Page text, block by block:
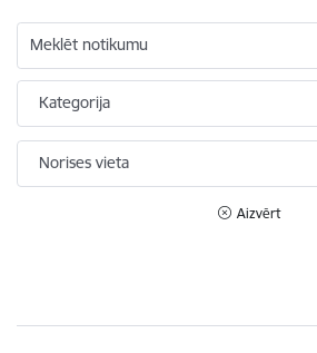
Meklēt notikumu
Kategorija
Norises vieta
Aizvērt